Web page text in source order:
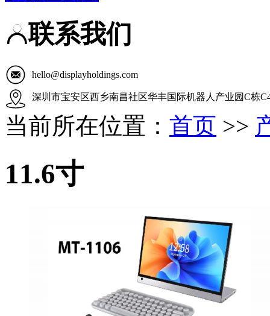
联系我们
hello@displayholdings.com
深圳市宝安区西乡南昌社区华丰国际机器人产业园C栋
当前所在位置： 首页 >>
11.6寸